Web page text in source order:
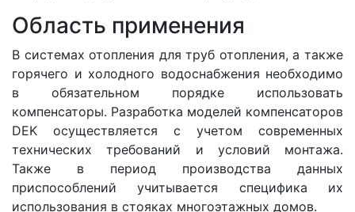
Область применения
В системах отопления для труб отопления, а также
горячего и холодного водоснабжения необходимо
в обязательном порядке использовать
компенсаторы. Разработка моделей компенсаторов
DEK осуществляется с учетом современных
технических требований и условий монтажа.
Также в период производства данных
приспособлений учитывается специфика их
использования в стояках многоэтажных домов.